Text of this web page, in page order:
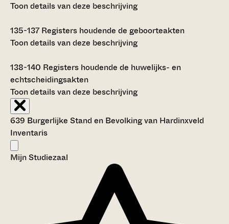
Toon details van deze beschrijving
135-137 Registers houdende de geboorteakten
Toon details van deze beschrijving
138-140 Registers houdende de huwelijks- en
echtscheidingsakten
Toon details van deze beschrijving
639 Burgerlijke Stand en Bevolking van Hardinxveld
Inventaris
Mijn Studiezaal